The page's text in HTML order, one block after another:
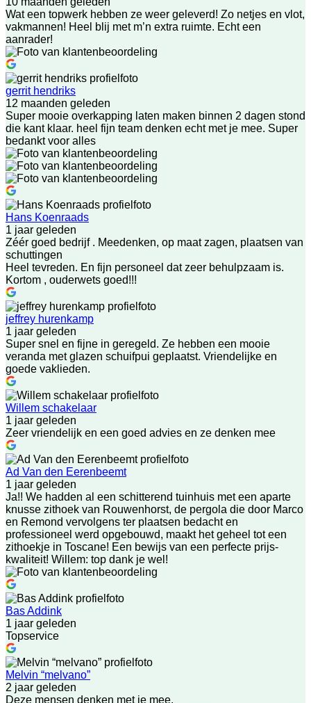
Wat een topwerk hebben ze weer geleverd! Zo netjes en vlot,
vakmannen! Heel blij met m’n extra ruimte. Echt een
aanrader!
gerrit hendriks
12 maanden geleden
Super mooie overkapping laten maken binnen 2 dagen stond
die kant klaar. heel fijn team denken echt met je mee. Super
bedankt voor alles
Hans Koenraads
1 jaar geleden
Zéér goed bedrijf . Meedenken, op maat zagen, plaatsen van
schuttingen
Heel tevreden. En fijn personeel dat zeer behulpzaam is.
Kortom , ouderwets goed!!!
jeffrey hurenkamp
1 jaar geleden
Super snel en fijne in geregeld. Ze hebben een mooie
veranda met glazen schuifpui geplaatst. Vriendelijke en
goede vaklieden.
Willem schakelaar
1 jaar geleden
Zeer vriendelijk en een goed advies en ze denken mee
Ad Van den Eerenbeemt
1 jaar geleden
Ja!! We hadden al een schitterend tuinhuis met een aparte
knusse zithoek van Rouwenhorst, de pergola die door Marco
en Remond vervolgens ter plaatsen bedacht en
professioneel werd opgebouwd, maakt het geheel tot een
zithoekje in Toscane! Een bewijs van een perfecte prijs-
kwaliteit! Willem: top dank je wel!
Bas Addink
1 jaar geleden
Topservice
Melvin “melvano”
2 jaar geleden
Deze mensen denken met je mee.